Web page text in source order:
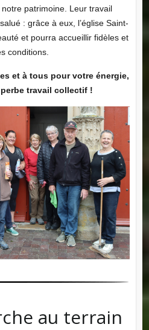
patrimoine. Leur travail
: grâce à eux, l’église Saint-
et pourra accueillir fidèles et
conditions.
et à tous pour votre énergie,
travail collectif !
au terrain